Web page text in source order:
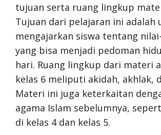
tujuan serta ruang lingkup
Tujuan dari pelajaran ini adalah
mengajarkan siswa tentang
yang bisa menjadi pedoman
hari. Ruang lingkup dari materi
kelas 6 meliputi akidah, akhlak,
Materi ini juga keterkaitan
agama Islam sebelumnya,
di kelas 4 dan kelas 5.